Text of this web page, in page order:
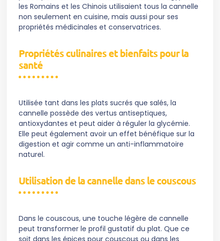
les Romains et les Chinois utilisaient tous la cannelle
non seulement en cuisine, mais aussi pour ses
propriétés médicinales et conservatrices.
Propriétés culinaires et bienfaits pour la
santé
Utilisée tant dans les plats sucrés que salés, la
cannelle possède des vertus antiseptiques,
antioxydantes et peut aider à réguler la glycémie.
Elle peut également avoir un effet bénéfique sur la
digestion et agir comme un anti-inflammatoire
naturel.
Utilisation de la cannelle dans le couscous
Dans le couscous, une touche légère de cannelle
peut transformer le profil gustatif du plat. Que ce
soit dans les épices pour couscous ou dans les